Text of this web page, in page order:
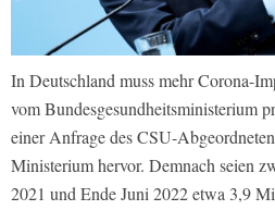
In Deutschland muss mehr Corona-
vom Bundesgesundheitsministerium
einer Anfrage des CSU-
Ministerium hervor. Demnach seien
2021 und Ende Juni 2022 etwa 3,9